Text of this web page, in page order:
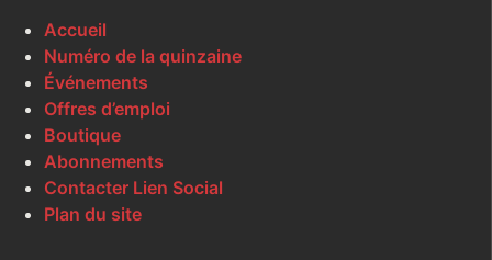
Accueil
Numéro de la quinzaine
Événements
Offres d’emploi
Boutique
Abonnements
Contacter Lien Social
Plan du site